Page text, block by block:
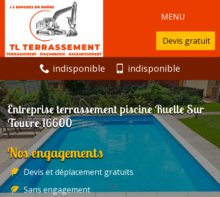
MENU
Devis gratuit
indisponible indisponible
Entreprise terrassement piscine Ruelle Sur
Touvre 16600
Nos engagements
Devis et déplacement gratuits
Sans engagement